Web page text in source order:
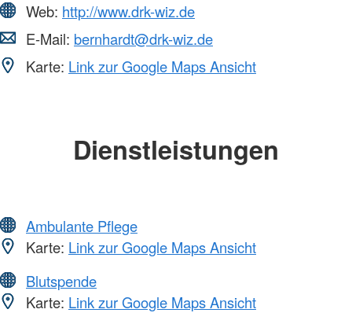
Web: http://www.drk-wiz.de
E-Mail: bernhardt@drk-wiz.de
Karte: Link zur Google Maps Ansicht
Dienstleistungen
Ambulante Pflege
Karte: Link zur Google Maps Ansicht
Blutspende
Karte: Link zur Google Maps Ansicht